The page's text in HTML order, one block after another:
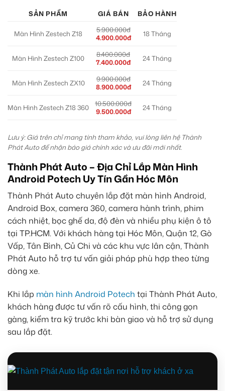
SẢN PHẨM GIÁ BÁN BẢO HÀNH
Màn Hình Zestech Z18
5.900.000đ
4.900.000đ
18 Tháng
Màn Hình Zestech Z100
8.400.000đ
7.400.000đ
24 Tháng
Màn Hình Zestech ZX10
9.900.000đ
8.900.000đ
24 Tháng
Màn Hình Zestech Z18 360
10.500.000đ
9.500.000đ
24 Tháng
Lưu ý: Giá trên chỉ mang tính tham khảo, vui lòng liên hệ Thành
Phát Auto để nhận báo giá chính xác và ưu đãi mới nhất.
Thành Phát Auto – Địa Chỉ Lắp Màn Hình
Android Potech Uy Tín Gần Hóc Môn
Thành Phát Auto chuyên lắp đặt màn hình Android,
Android Box, camera 360, camera hành trình, phim
cách nhiệt, bọc ghế da, độ đèn và nhiều phụ kiện ô tô
tại TP.HCM. Với khách hàng tại Hóc Môn, Quận 12, Gò
Vấp, Tân Bình, Củ Chi và các khu vực lân cận, Thành
Phát Auto hỗ trợ tư vấn giải pháp phù hợp theo từng
dòng xe.
Khi lắp màn hình Android Potech tại Thành Phát Auto,
khách hàng được tư vấn rõ cấu hình, thi công gọn
gàng, kiểm tra kỹ trước khi bàn giao và hỗ trợ sử dụng
sau lắp đặt.